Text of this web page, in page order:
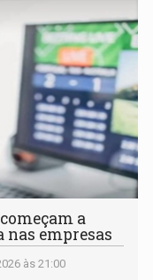
a
empresas
às 21:00